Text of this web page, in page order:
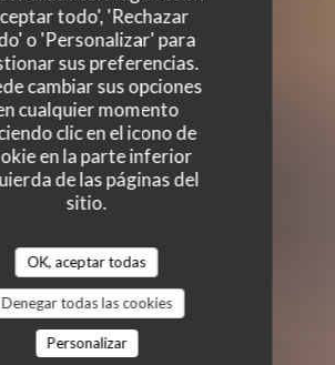
todo', 'Rechazar
o 'Personalizar' para
sus preferencias.
cambiar sus opciones
cualquier momento
clic en el icono de
en la parte inferior
de las páginas del
sitio.
OK, aceptar todas
Denegar todas las cookies
Personalizar